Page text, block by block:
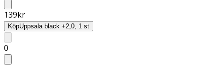
139kr
KöpUppsala black +2,0, 1 st
0